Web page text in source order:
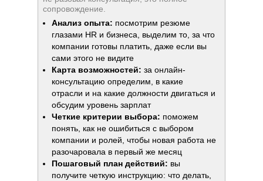
Анализ опыта: посмотрим резюме
глазами HR и бизнеса, выделим то, за что
компании готовы платить, даже если вы
сами этого не видите
Карта возможностей: за онлайн-
консультацию определим, в какие
отрасли и на какие должности двигаться и
обсудим уровень зарплат
Четкие критерии выбора: поможем
понять, как не ошибиться с выбором
компании и ролей, чтобы новая работа не
разочаровала в первый же месяц
Пошаговый план действий: вы
получите четкую инструкцию: что делать,
сопровождение.